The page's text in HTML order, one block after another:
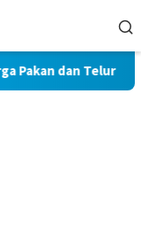
Telur TAK